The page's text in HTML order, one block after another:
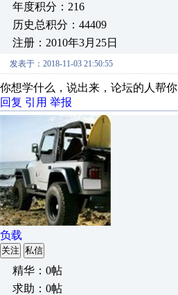
年度积分：216
历史总积分：44409
注册：2010年3月25日
发表于：2018-11-03 21:50:55
你想学什么，说出来，论坛的人帮你
回复 引用 举报
负载
关注 私信
精华：0帖
求助：0帖